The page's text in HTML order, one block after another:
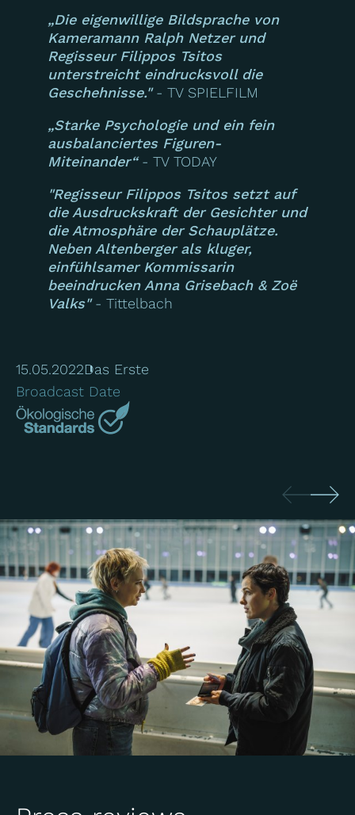
„Die eigenwillige Bildsprache von
Kameramann Ralph Netzer und
Regisseur Filippos Tsitos
unterstreicht eindrucksvoll die
Geschehnisse."- TV SPIELFILM
„Starke Psychologie und ein fein
ausbalanciertes Figuren-
Miteinander“- TV TODAY
"Regisseur Filippos Tsitos setzt auf
die Ausdruckskraft der Gesichter und
die Atmosphäre der Schauplätze.
Neben Altenberger als kluger,
einfühlsamer Kommissarin
beeindrucken Anna Grisebach & Zoë
Valks"- Tittelbach
15.05.2022Das Erste
Broadcast Date